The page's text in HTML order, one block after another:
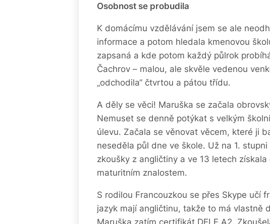
Osobnost se probudila
K domácímu vzdělávání jsem se ale
informace a potom hledala kmenovou
zapsaná a kde potom každý půlrok
Čachrov – malou, ale skvěle vedenou
„odchodila“ čtvrtou a pátou třídu.
A děly se věci! Maruška se začala
Nemuset se denně potýkat s velkým
úlevu. Začala se věnovat věcem, které ji
neseděla půl dne ve škole. Už na 1.
zkoušky z angličtiny a ve 13 letech
maturitním znalostem.
S rodilou Francouzkou se přes Skype učí
jazyk mají angličtinu, takže to má vlastně
Maruška zatím certifikát DELF A2.